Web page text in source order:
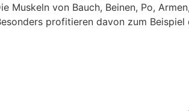
von Bauch, Beinen, Po,
profitieren davon zum Beispiel